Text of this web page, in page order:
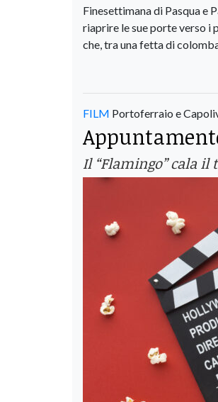
Finesettimana di Pasqua e
riaprire le sue porte verso i
che, tra una fetta di
FILM Portoferraio e
Il “Flamingo” cala